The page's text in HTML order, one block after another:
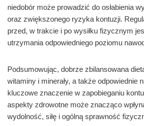
niedobór może prowadzić do osłabienia
oraz zwiększonego ryzyka kontuzji.
przed, w trakcie i po wysiłku fizycznym
utrzymania odpowiedniego poziomu
Podsumowując, dobrze zbilansowana
witaminy i minerały, a także odpowiednie
kluczowe znaczenie w zapobieganiu
aspekty zdrowotne może znacząco
wydolność, siłę i ogólną sprawność